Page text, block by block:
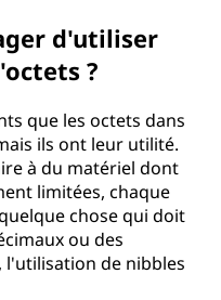
d'utiliser
?
que les octets dans
ils ont leur utilité.
à du matériel dont
limitées, chaque
chose qui doit
ou des
l'utilisation de nibbles